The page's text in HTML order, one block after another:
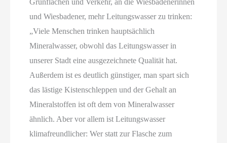
und Wiesbadener, mehr Leitungswasser zu trinken:
„Viele Menschen trinken hauptsächlich
Mineralwasser, obwohl das Leitungswasser in
unserer Stadt eine ausgezeichnete Qualität hat.
Außerdem ist es deutlich günstiger, man spart sich
das lästige Kistenschleppen und der Gehalt an
Mineralstoffen ist oft dem von Mineralwasser
ähnlich. Aber vor allem ist Leitungswasser
klimafreundlicher: Wer statt zur Flasche zum